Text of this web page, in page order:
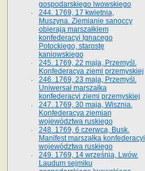
gospodarskiego lwowskiego
244. 1769, 17 kwietnia,
Muszyna. Ziemianie sanoccy
obierają marszałkiem
konfederacyi Ignacego
Potockiego, starostę
kaniowskiego
245. 1769, 22 maja, Przemyśl.
Konfederacya ziemi przemyskiej
246. 1769, 23 maja, Przemyśl.
Uniwersał marszałka
konfederacyi ziemi przemyskiej
247. 1769, 30 maja, Wisznia.
Konfederacya ziemian
województwa ruskiego
248. 1769, 6 czerwca, Busk.
Manifest marszałka konfederacyi
województwa ruskiego
249. 1769, 14 września, Lwów.
Laudum sejmiku